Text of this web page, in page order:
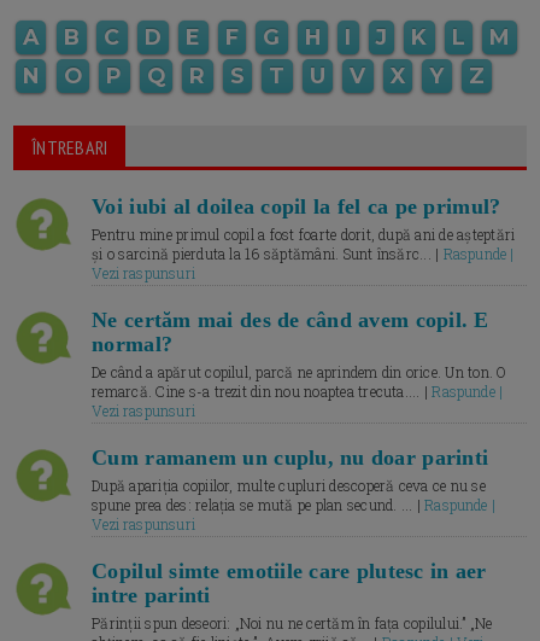
A B C D E F G H I J K L
M
N
O P Q R S T U V X Y Z
ÎNTREBARI
Voi iubi al doilea copil la fel ca pe primul?
Pentru mine primul copil a fost foarte dorit, după ani de așteptări
și o sarcină pierduta la 16 săptămâni. Sunt însărc... | Raspunde |
Vezi raspunsuri
Ne certăm mai des de când avem copil. E
normal?
De când a apărut copilul, parcă ne aprindem din orice. Un ton. O
remarcă. Cine s-a trezit din nou noaptea trecuta.... |Raspunde |
Vezi raspunsuri
Cum ramanem un cuplu, nu doar parinti
După apariția copiilor, multe cupluri descoperă ceva ce nu se
spune prea des: relația se mută pe plan secund. ... |Raspunde |
Vezi raspunsuri
Copilul simte emotiile care plutesc in aer
intre parinti
Părinții spun deseori: „Noi nu ne certăm în fața copilului.” „Ne